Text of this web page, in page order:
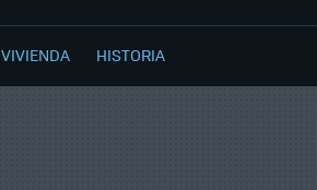
VIVIENDA HISTORIA